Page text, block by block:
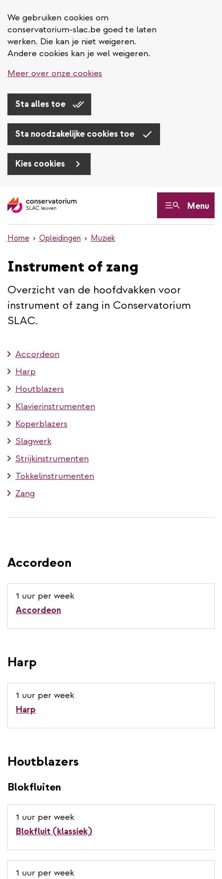
We gebruiken cookies om
conservatorium-slac.be goed te laten
werken. Die kan je niet weigeren.
Andere cookies kan je wel weigeren.
Meer over onze cookies
Sta alles toe
Sta noodzakelijke cookies toe
Kies cookies
en
inhoud
Menu
Home Opleidingen Muziek
Instrument of zang
Overzicht van de hoofdvakken voor
instrument of zang in Conservatorium
SLAC.
Accordeon
Harp
Houtblazers
Klavierinstrumenten
Koperblazers
Slagwerk
Strijkinstrumenten
Tokkelinstrumenten
Zang
Accordeon
1 uur per week
Accordeon
Harp
1 uur per week
Harp
Houtblazers
Blokfluiten
1 uur per week
Blokfluit (klassiek)
1 uur per week